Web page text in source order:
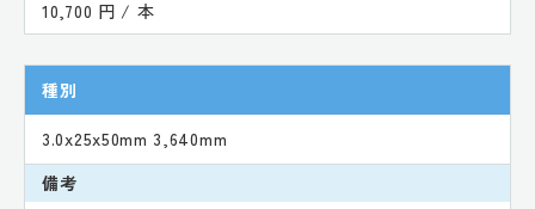
10,700 円 / 本
種別
3.0x25x50mm 3,640mm
備考